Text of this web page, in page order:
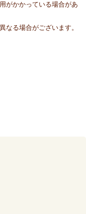
がかかっている場合があ
なる場合がございます。